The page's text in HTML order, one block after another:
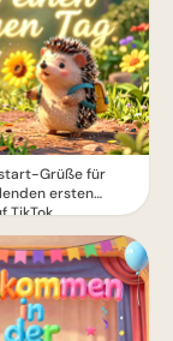
Grüße für
ersten
TikTok